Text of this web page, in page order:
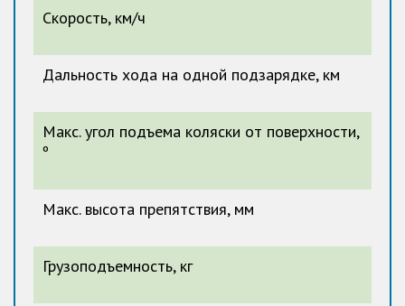
Скорость, км/ч
Дальность хода на одной подзарядке, км
Макс. угол подъема коляски от поверхности,
º
Макс. высота препятствия, мм
Грузоподъемность, кг